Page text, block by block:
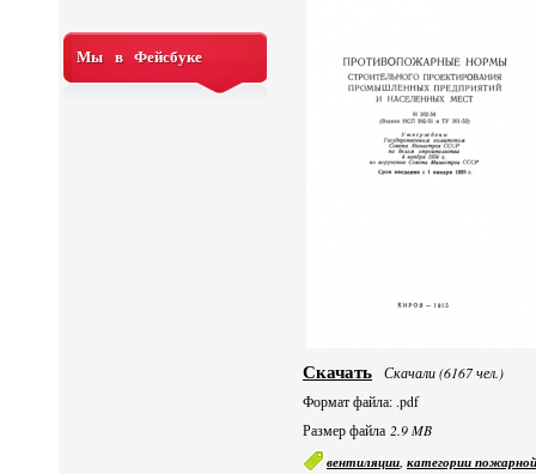
Скачать
Скачали (6167 чел.)
Формат файла: .pdf
Размер файла2.9 MB
вентиляции,категории
Мы в Фейсбуке